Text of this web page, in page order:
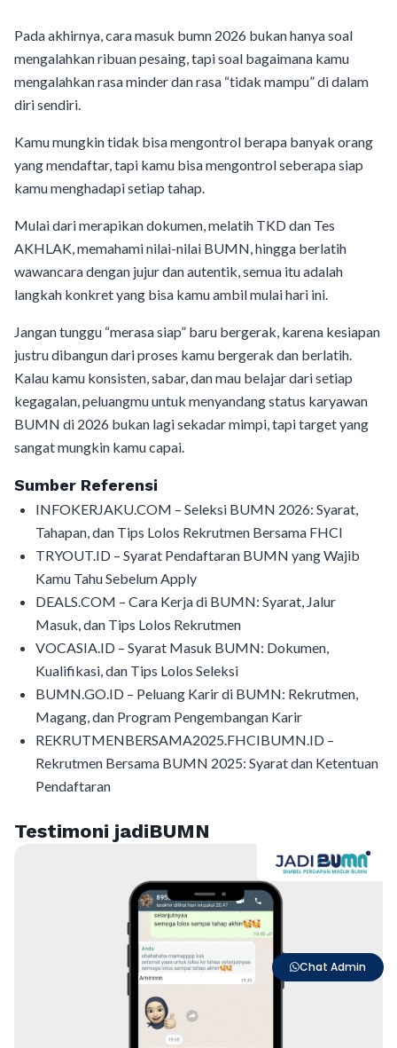
Pada akhirnya, cara masuk bumn 2026 bukan hanya soal
mengalahkan ribuan pesaing, tapi soal bagaimana kamu
mengalahkan rasa minder dan rasa “tidak mampu” di dalam
diri sendiri.
Kamu mungkin tidak bisa mengontrol berapa banyak orang
yang mendaftar, tapi kamu bisa mengontrol seberapa siap
kamu menghadapi setiap tahap.
Mulai dari merapikan dokumen, melatih TKD dan Tes
AKHLAK, memahami nilai-nilai BUMN, hingga berlatih
wawancara dengan jujur dan autentik, semua itu adalah
langkah konkret yang bisa kamu ambil mulai hari ini.
Jangan tunggu “merasa siap” baru bergerak, karena kesiapan
justru dibangun dari proses kamu bergerak dan berlatih.
Kalau kamu konsisten, sabar, dan mau belajar dari setiap
kegagalan, peluangmu untuk menyandang status karyawan
BUMN di 2026 bukan lagi sekadar mimpi, tapi target yang
sangat mungkin kamu capai.
Sumber Referensi
INFOKERJAKU.COM – Seleksi BUMN 2026: Syarat,
Tahapan, dan Tips Lolos Rekrutmen Bersama FHCI
TRYOUT.ID – Syarat Pendaftaran BUMN yang Wajib
Kamu Tahu Sebelum Apply
DEALS.COM – Cara Kerja di BUMN: Syarat, Jalur
Masuk, dan Tips Lolos Rekrutmen
VOCASIA.ID – Syarat Masuk BUMN: Dokumen,
Kualifikasi, dan Tips Lolos Seleksi
BUMN.GO.ID – Peluang Karir di BUMN: Rekrutmen,
Magang, dan Program Pengembangan Karir
REKRUTMENBERSAMA2025.FHCIBUMN.ID –
Rekrutmen Bersama BUMN 2025: Syarat dan Ketentuan
Pendaftaran
Testimoni jadiBUMN
Chat Admin